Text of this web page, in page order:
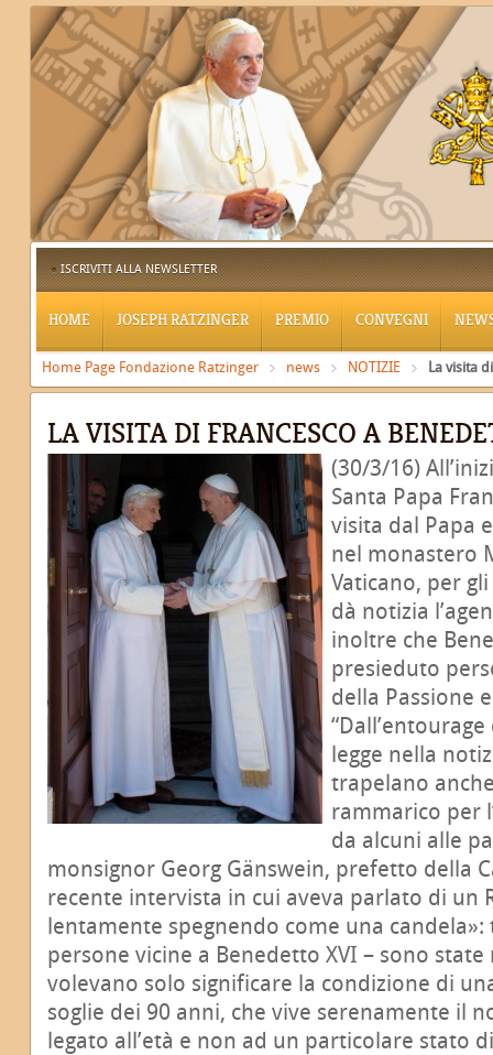
ISCRIVITI ALLA NEWSLETTER
HOME JOSEPH RATZINGER PREMIO CONVEGNI
Home Page Fondazione Ratzinger news NOTIZIE La visita
LA VISITA DI FRANCESCO A
(30/3/16)
Santa Papa
visita dal Papa
nel monastero
Vaticano, per
dà notizia
inoltre che
presieduto
della Passione
legge nella
trapelano
rammarico per
da alcuni alle
monsignor Georg Gänswein, prefetto della
recente intervista in cui aveva parlato di un
lentamente spegnendo come una
persone vicine a Benedetto XVI – sono
volevano solo significare la condizione di
soglie dei 90 anni, che vive serenamente il
legato all’età e non ad un particolare stato